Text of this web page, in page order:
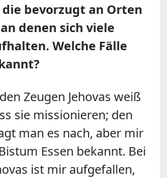
bevorzugt an Orten
denen sich viele
Welche Fälle
Zeugen Jehovas weiß
sie missionieren; den
man es nach, aber mir
Essen bekannt. Bei
ist mir aufgefallen,